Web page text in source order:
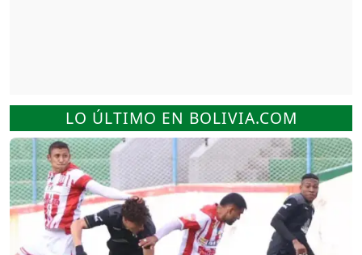
LO ÚLTIMO EN BOLIVIA.COM